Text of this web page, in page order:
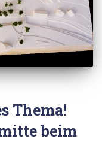
Thema!
beim